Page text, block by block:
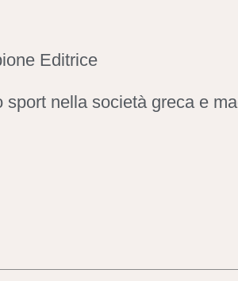
Editrice
sport nella società greca e